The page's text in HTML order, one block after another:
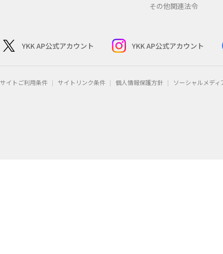
その他関連法令
YKK AP公式アカウント YKK AP公式アカウント
サイトご利用条件 サイトリンク条件 個人情報保護方針 ソーシャルメデ